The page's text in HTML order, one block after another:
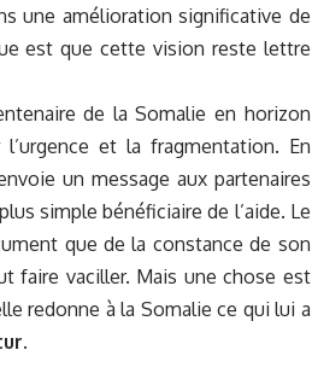
une amélioration significative de
est que cette vision reste lettre
de la Somalie en horizon
et la fragmentation. En
un message aux partenaires
simple bénéficiaire de l’aide. Le
que de la constance de son
faire vaciller. Mais une chose est
redonne à la Somalie ce qui lui a
.